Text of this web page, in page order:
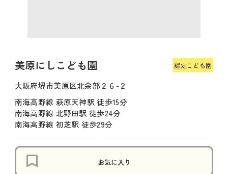
美原にしこども園 認定こども園
大阪府堺市美原区北余部２６-２
南海高野線 萩原天神駅 徒歩15分
南海高野線 北野田駅 徒歩24分
南海高野線 初芝駅 徒歩29分
お気に入り